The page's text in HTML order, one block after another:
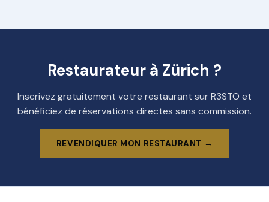
Restaurateur à Zürich ?
Inscrivez gratuitement votre restaurant sur R3STO et
bénéficiez de réservations directes sans commission.
REVENDIQUER MON RESTAURANT →